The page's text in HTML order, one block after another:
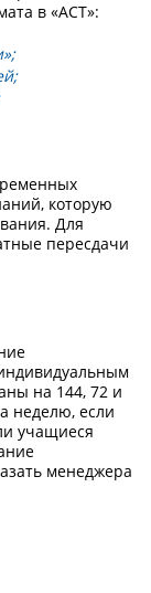
в «АСТ»:
которую
Для
пересдачи
на 144, 72 и
неделю, если
учащиеся
менеджера